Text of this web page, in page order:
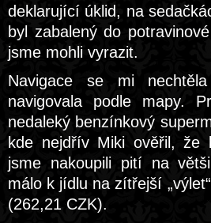
deklarující úklid, na
byl zabalený do
jsme mohli vyrazit.
Navigace se mi
navigovala podle mapy.
nedaleký benzínkový
kde nejdřív Miki ověřil, že
jsme nakoupili pití na
málo k jídlu na zítřejší
(262,21 CZK).